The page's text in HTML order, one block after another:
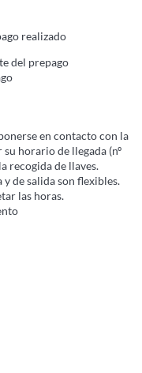
realizado
del prepago
en contacto con la
horario de llegada (nº
recogida de llaves.
de salida son flexibles.
las horas.